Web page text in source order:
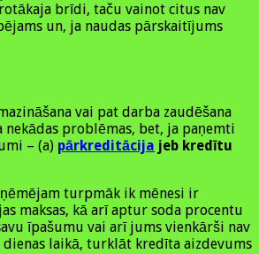
brīdi, taču vainot citus nav
un, ja naudas pārskaitījums
vai pat darba zaudēšana
problēmas, bet, ja paņemti
– (a) pārkreditācija jeb kredītu
turpmāk ik mēnesi ir
maksas, kā arī aptur soda procentu
īpašumu vai arī jums vienkārši nav
laikā, turklāt kredīta aizdevums